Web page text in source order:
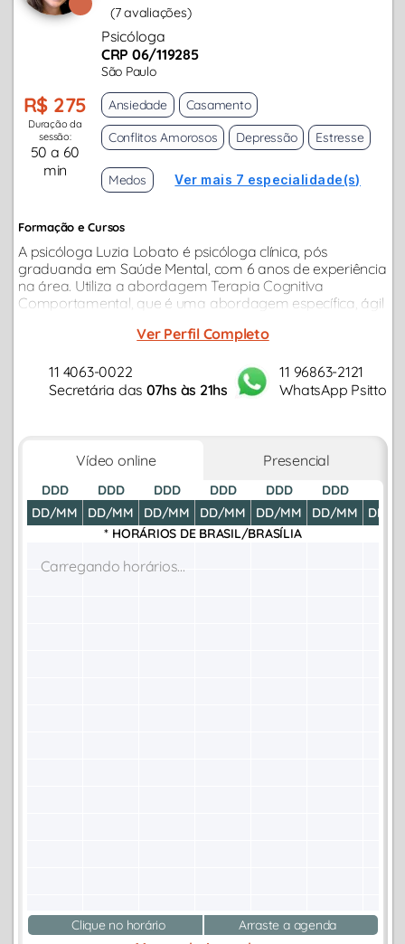
(7 avaliações)
Psicóloga
CRP 06/119285
São Paulo
R$ 275
Duração da
sessão:
50 a 60
min
Ansiedade
Casamento
Conflitos Amorosos
Depressão Estresse
Medos Ver mais 7 especialidade(s)
Formação e Cursos
A psicóloga Luzia Lobato é psicóloga clínica, pós
graduanda em Saúde Mental, com 6 anos de experiência
na área. Utiliza a abordagem Terapia Cognitiva
Comportamental, que é uma abordagem específica, ágil
amenização de sofrimento psicológico.
Ver Perfil Completo
11 4063-0022
Secretária das 07hs às 21hs
11 96863-2121
WhatsApp Psitto
Vídeo online Presencial
DDD
DD/MM
DDD
DD/MM
DDD
DD/MM
DDD
DD/MM
DDD
DD/MM
DDD
DD/MM
DD/
* HORÁRIOS DE BRASIL/BRASÍLIA
Carregando horários...
Clique no horário Arraste a agenda